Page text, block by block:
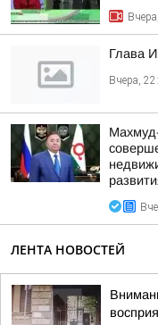
Глава
Вчера,
ЛЕНТА НОВОСТЕЙ